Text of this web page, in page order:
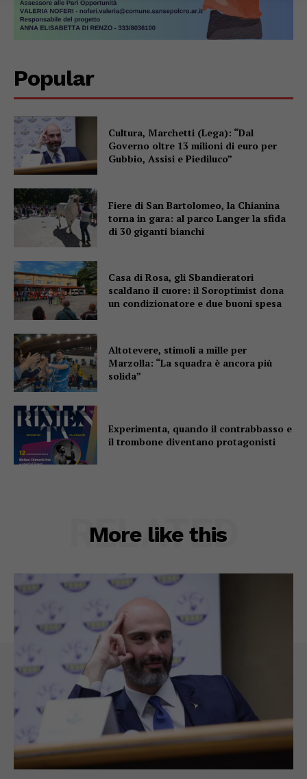
Popular
Cultura, Marchetti (Lega): “Dal
Governo oltre 13 milioni di euro per
Gubbio, Assisi e Piediluco”
Fiere di San Bartolomeo, la Chianina
torna in gara: al parco Langer la sfida
di 30 giganti bianchi
Casa di Rosa, gli Sbandieratori
scaldano il cuore: il Soroptimist dona
un condizionatore e due buoni spesa
Altotevere, stimoli a mille per
Marzolla: “La squadra è ancora più
solida”
Experimenta, quando il contrabbasso e
il trombone diventano protagonisti
More like this
RELATED